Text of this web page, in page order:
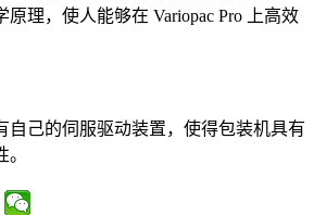
理，使人能够在 Variopac Pro 上高效
自己的伺服驱动装置，使得包装机具有